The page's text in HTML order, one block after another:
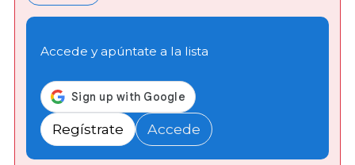
Accede y apúntate a la lista
Regístrate Accede